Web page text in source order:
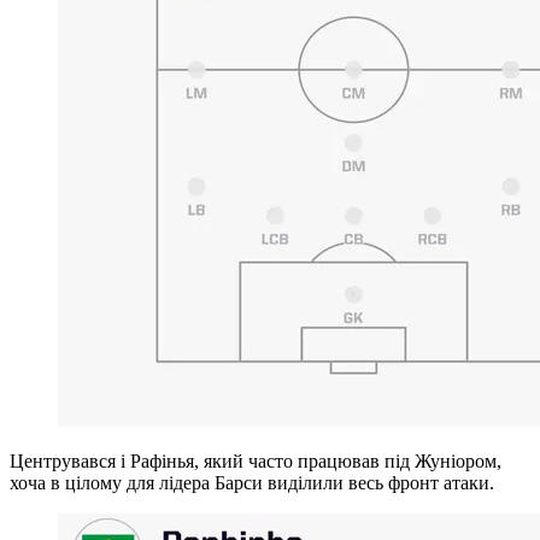
Центрувався і Рафінья, який часто працював під Жуніором,
хоча в цілому для лідера Барси виділили весь фронт атаки.